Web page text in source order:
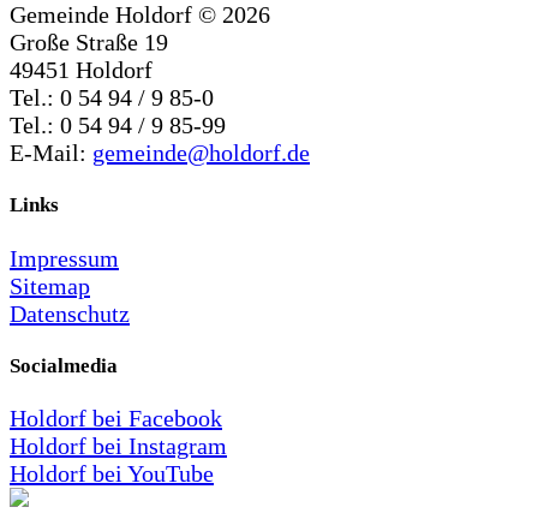
Gemeinde Holdorf © 2026
Große Straße 19
49451 Holdorf
Tel.: 0 54 94 / 9 85-0
Tel.: 0 54 94 / 9 85-99
E-Mail: gemeinde@holdorf.de
Links
Impressum
Sitemap
Datenschutz
Socialmedia
Holdorf bei Facebook
Holdorf bei Instagram
Holdorf bei YouTube